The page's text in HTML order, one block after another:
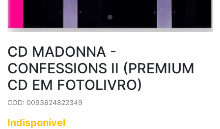
CD MADONNA -
CONFESSIONS II (PREMIUM
CD EM FOTOLIVRO)
COD: 0093624822349
Indisponível